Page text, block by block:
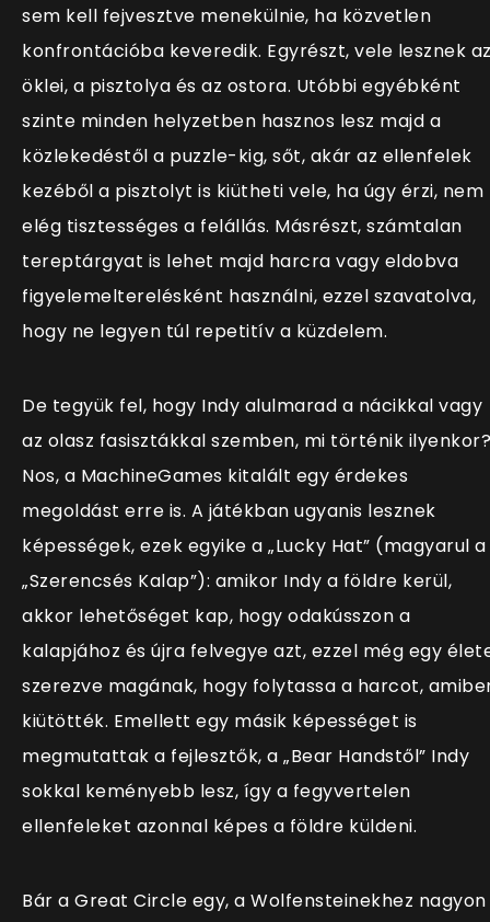
sem kell fejvesztve menekülnie, ha közvetlen
konfrontációba keveredik. Egyrészt, vele lesznek
öklei, a pisztolya és az ostora. Utóbbi egyébként
szinte minden helyzetben hasznos lesz majd a
közlekedéstől a puzzle-kig, sőt, akár az ellenfelek
kezéből a pisztolyt is kiütheti vele, ha úgy érzi, nem
elég tisztességes a felállás. Másrészt, számtalan
tereptárgyat is lehet majd harcra vagy eldobva
figyelemelterelésként használni, ezzel szavatolva,
hogy ne legyen túl repetitív a küzdelem.
De tegyük fel, hogy Indy alulmarad a nácikkal vagy
az olasz fasisztákkal szemben, mi történik ilyenkor?
Nos, a MachineGames kitalált egy érdekes
megoldást erre is. A játékban ugyanis lesznek
képességek, ezek egyike a „Lucky Hat” (magyarul a
„Szerencsés Kalap”): amikor Indy a földre kerül,
akkor lehetőséget kap, hogy odakússzon a
kalapjához és újra felvegye azt, ezzel még egy
szerezve magának, hogy folytassa a harcot,
kiütötték. Emellett egy másik képességet is
megmutattak a fejlesztők, a „Bear Handstől” Indy
sokkal keményebb lesz, így a fegyvertelen
ellenfeleket azonnal képes a földre küldeni.
Bár a Great Circle egy, a Wolfensteinekhez nagyon